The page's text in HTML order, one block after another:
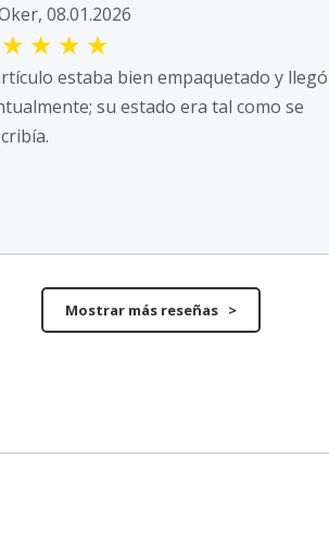
08.01.2026
★ ★ ★ ★
estaba bien empaquetado y llegó
su estado era tal como se
Mostrar más reseñas >